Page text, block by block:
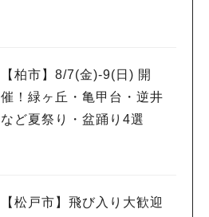
【柏市】8/7(金)‐9(日) 開
催！緑ヶ丘・亀甲台・逆井
など夏祭り・盆踊り4選
【松戸市】飛び入り大歓迎